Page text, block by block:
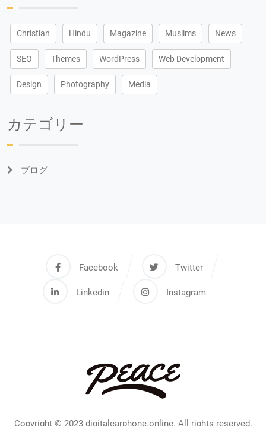
Christian Hindu Magazine Muslims News
SEO Themes WordPress Web Development
Design Photography Media
カテゴリー
ブログ
Facebook Twitter
Linkedin Instagram
Copyright © 2023 digitalearphone.online. All rights reserved.